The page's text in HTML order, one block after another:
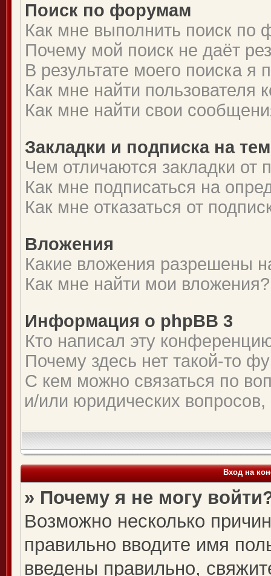
Поиск по форумам
Как мне выполнить поиск
Почему мой поиск не даёт
В результате моего поиска я
Как мне найти пользователя
Как мне найти свои
Закладки и подписка на
Чем отличаются закладки от
Как мне подписаться на
Как мне отказаться от
Вложения
Какие вложения разрешены
Как мне найти мои вложения?
Информация о phpBB 3
Кто написал эту
Почему здесь нет такой-то
С кем можно связаться по
и/или юридических
Вход на
» Почему я не могу
Возможно несколько
правильно вводите имя
введены правильно,